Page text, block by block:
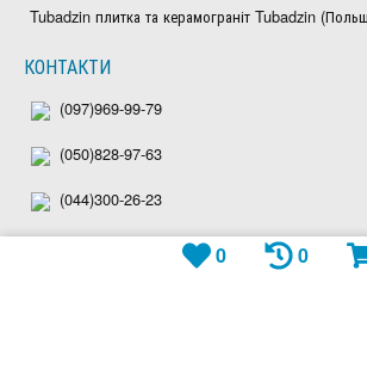
Tubadzin плитка та керамограніт Tubadzin
КОНТАКТИ
(097)969-99-79
(050)828-97-63
(044)300-26-23
Viber: +3809796999790 0